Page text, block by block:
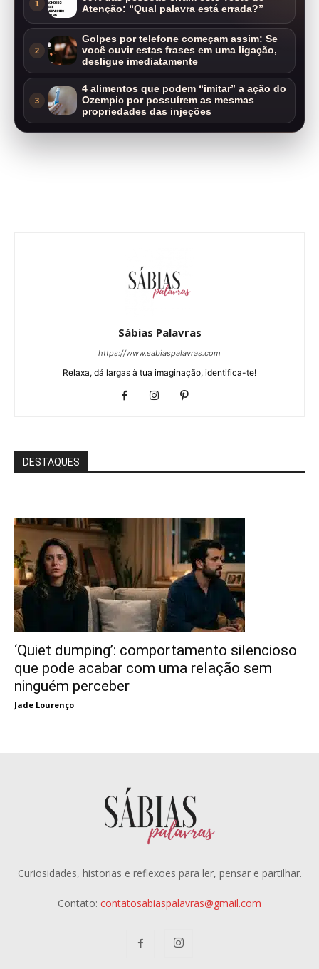
1
Atenção: “Qual palavra está errada?”
2
Golpes por telefone começam assim: Se
você ouvir estas frases em uma ligação,
desligue imediatamente
3
4 alimentos que podem “imitar” a ação do
Ozempic por possuírem as mesmas
propriedades das injeções
Sábias Palavras
https://www.sabiaspalavras.com
Relaxa, dá largas à tua imaginação, identifica-te!
DESTAQUES
‘Quiet dumping’: comportamento silencioso
que pode acabar com uma relação sem
ninguém perceber
Jade Lourenço
Curiosidades, historias e reflexoes para ler, pensar e partilhar.
Contato: contatosabiaspalavras@gmail.com